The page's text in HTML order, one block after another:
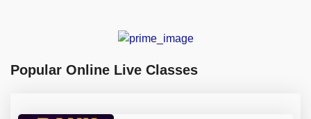
Popular Online Live Classes